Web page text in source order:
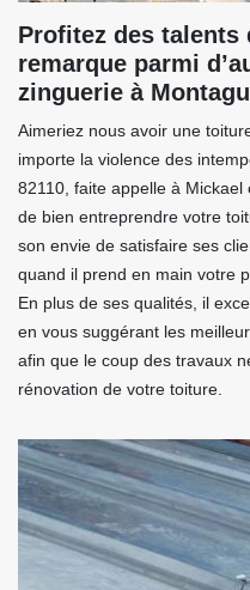
Profitez des talents
remarque parmi
zinguerie à
Aimeriez nous avoir une
importe la violence des
82110, faite appelle à
de bien entreprendre votre
son envie de satisfaire ses
quand il prend en main votre
En plus de ses qualités, il
en vous suggérant les
afin que le coup des travaux
rénovation de votre toiture.